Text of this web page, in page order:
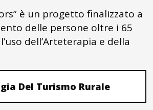
è un progetto finalizzato a
delle persone oltre i 65
dell’Arteterapia e della
Del Turismo Rurale